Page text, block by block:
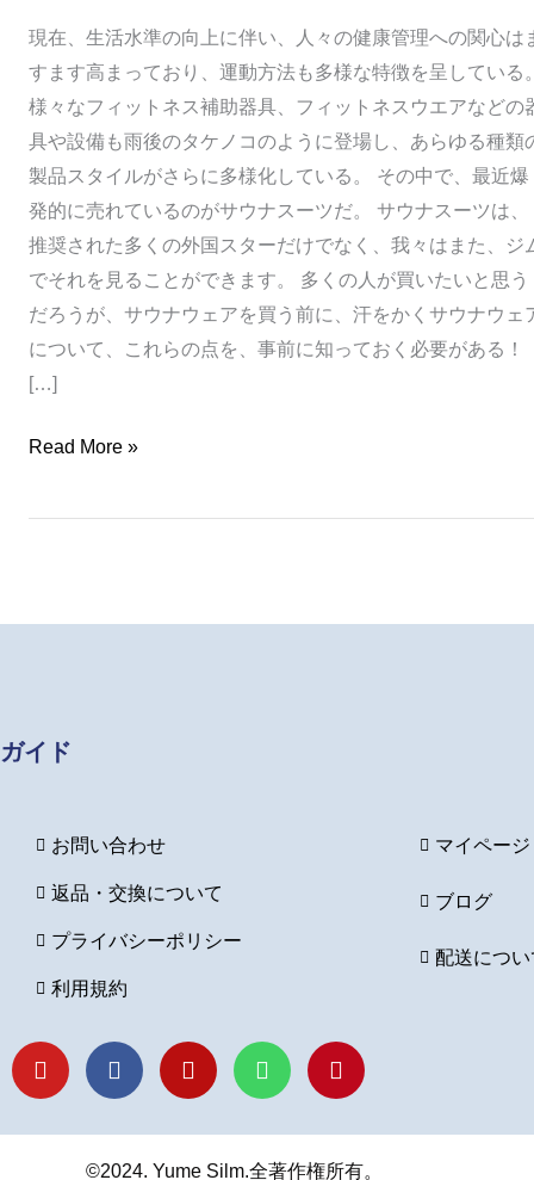
現在、生活水準の向上に伴い、人々の健康管理への関心は
すます高まっており、運動方法も多様な特徴を呈している。
様々なフィットネス補助器具、フィットネスウエアなどの
具や設備も雨後のタケノコのように登場し、あらゆる種類
製品スタイルがさらに多様化している。 その中で、最近爆
発的に売れているのがサウナスーツだ。 サウナスーツは、
推奨された多くの外国スターだけでなく、我々はまた、ジ
でそれを見ることができます。 多くの人が買いたいと思う
だろうが、サウナウェアを買う前に、汗をかくサウナウェ
について、これらの点を、事前に知っておく必要がある！
[…]
れ
ば
な
ら
な
い
ポ
イ
ン
ト！
Read More »
ガイド
お問い合わせ
返品・交換について
プライバシーポリシー
利用規約
マイページ
ブログ
配送につい
Y
o
u
F
a
c
o
n
s
g
L
i
n
P
i
n
r
©2024. Yume Silm.全著作権所有。